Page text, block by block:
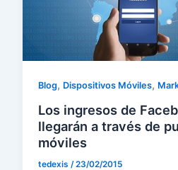
Blog, Dispositivos Móviles,
Los ingresos de
llegarán a través de
móviles
tedexis/23/02/2015